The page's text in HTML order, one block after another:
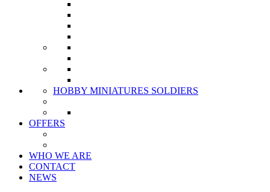
HOBBY MINIATURES SOLDIERS
OFFERS
WHO WE ARE
CONTACT
NEWS